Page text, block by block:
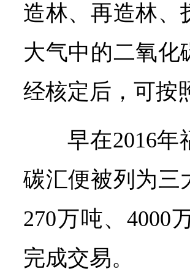
造林、再造林、
大气中的二氧化
经核定后，可按
早在2016
碳汇便被列为三
270万吨、4000
完成交易。